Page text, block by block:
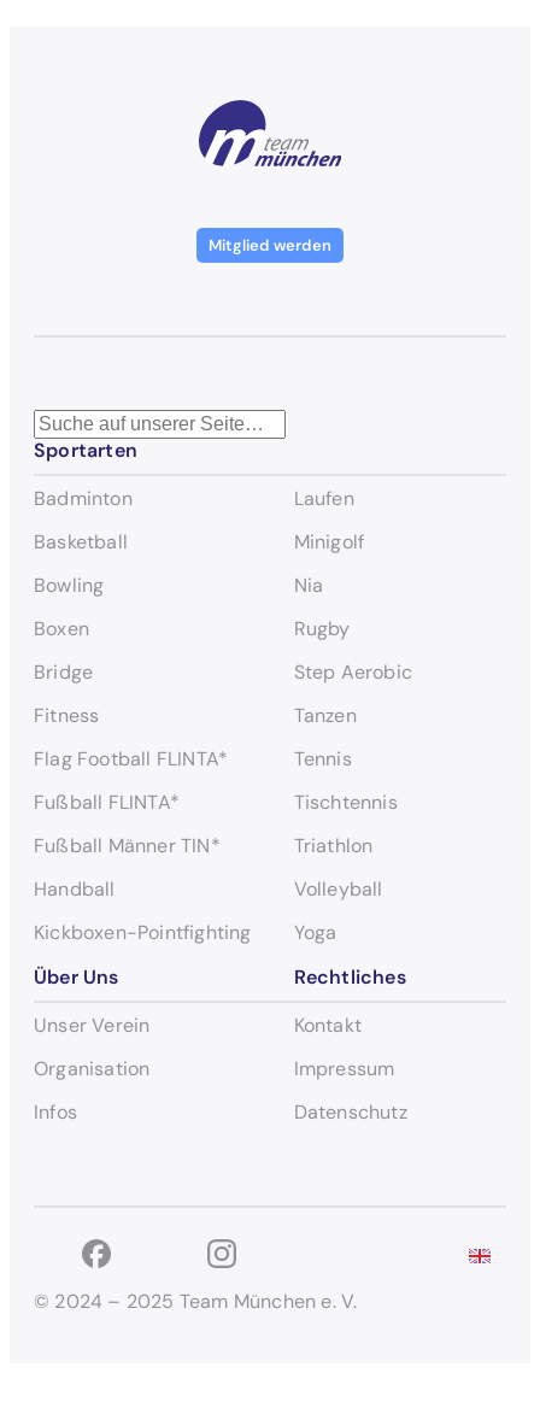
Mitglied werden
S
u
h
e
Sportarten
Badminton
Basketball
Bowling
Boxen
Bridge
Fitness
Flag Football FLINTA*
Fußball FLINTA*
Fußball Männer TIN*
Handball
Kickboxen-Pointfighting
Laufen
Minigolf
Nia
Rugby
Step Aerobic
Tanzen
Tennis
Tischtennis
Triathlon
Volleyball
Yoga
Über Uns
Unser Verein
Organisation
Infos
Rechtliches
Kontakt
Impressum
Datenschutz
© 2024 – 2025 Team München e. V.